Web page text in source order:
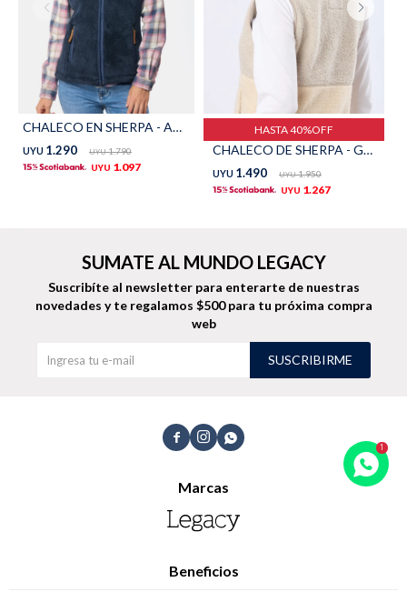
CHALECO EN SHERPA - Azul
UYU 1.290 UYU 1.790
UYU 1.097
HASTA 40%OFF
CHALECO DE SHERPA - Gris
UYU 1.490 UYU 1.950
UYU 1.267
  
Marcas
Beneficios
SUMATE AL MUNDO LEGACY
Suscribíte al newsletter para enterarte de nuestras
novedades y te regalamos $500 para tu próxima compra
web
SUSCRIBIRME
Juntá puntos Friends
Locales
Cómo comprar
Envíos, cambios y devoluciones